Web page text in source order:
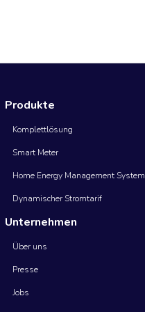
Produkte
Komplettlösung
Smart Meter
Home Energy Management System
Dynamischer Stromtarif
Unternehmen
Über uns
Presse
Jobs